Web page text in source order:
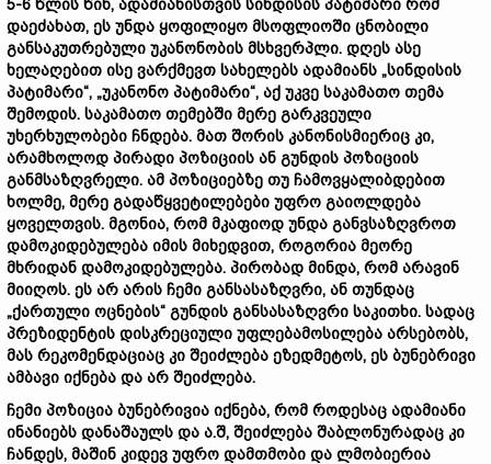
5-6 წლის წინ, ადამიანისთვის სინდისის პატიმარი რომ
დაეძახათ, ეს უნდა ყოფილიყო მსოფლიოში ცნობილი
განსაკუთრებული უკანონობის მსხვერპლი. დღეს ასე
ხელაღებით ისე ვარქმევთ სახელებს ადამიანს „სინდისის
პატიმარი“, „უკანონო პატიმარი“, აქ უკვე საკამათო თემა
შემოდის. საკამათო თემებში მერე გარკვეული
უხერხულობები ჩნდება. მათ შორის კანონისმიერიც კი,
არამხოლოდ პირადი პოზიციის ან გუნდის პოზიციის
განმსაზღვრელი. ამ პოზიციებზე თუ ჩამოვყალიბდებით
ხოლმე, მერე გადაწყვეტილებები უფრო გაიოლდება
ყოველთვის. მგონია, რომ მკაფიოდ უნდა განვსაზღვროთ
დამოკიდებულება იმის მიხედვით, როგორია მეორე
მხრიდან დამოკიდებულება. პირობად მინდა, რომ არავინ
მიიღოს. ეს არ არის ჩემი განსასაზღვრი, ან თუნდაც
„ქართული ოცნების“ გუნდის განსასაზღვრი საკითხი. სადაც
პრეზიდენტის დისკრეციული უფლებამოსილება არსებობს,
მას რეკომენდაციაც კი შეიძლება ეზედმეტოს, ეს ბუნებრივი
ამბავი იქნება და არ შეიძლება.
ჩემი პოზიცია ბუნებრივია იქნება, რომ როდესაც ადამიანი
ინანიებს დანაშაულს და ა.შ, შეიძლება შაბლონურადაც კი
ჩანდეს, მაშინ კიდევ უფრო დამთმობი და ლმობიერია